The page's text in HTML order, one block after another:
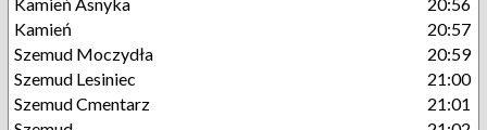
Kamień
20:57
Szemud Moczydła
20:59
Szemud Lesiniec
21:00
Szemud Cmentarz
21:01